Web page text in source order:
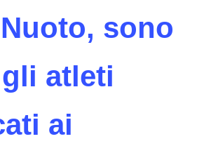
sono
atleti
ai